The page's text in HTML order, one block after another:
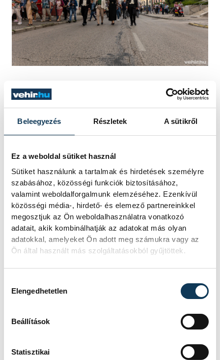
Beleegyezés Részletek A sütikről
Ez a weboldal sütiket használ
Sütiket használunk a tartalmak és hirdetések személyre
szabásához, közösségi funkciók biztosításához,
valamint weboldalforgalmunk elemzéséhez. Ezenkívül
közösségi média-, hirdető- és elemező partnereinkkel
megosztjuk az Ön weboldalhasználatra vonatkozó
adatait, akik kombinálhatják az adatokat más olyan
adatokkal, amelyeket Ön adott meg számukra vagy az
Ön által használt más szolgáltatásokból gyűjtöttek.
Elengedhetetlen
Beállítások
Statisztikai
Az eseményen a leghíresebb operett
csemegéket hallhatták a színházkedvelők,
de artista mutatvánnyal, lovas hintóval is
találkozhattak. Ezután közös felvonulással
mindenki a színház előtti térre vonult, ahol
nyolc órakor kezdetét vette a fesztiválnyitó
gála. Felléptek a teátrum művészei,
vendégművészei, zenekarok és
tánccsoportok tették még színesebbé az
estét. Sőt, a cirkuszművészet képviselői is
bemutatkoztak.